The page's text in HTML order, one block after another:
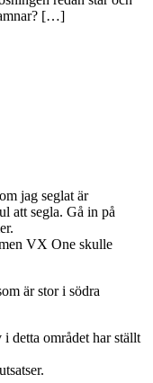
[…]
jag seglat är
att segla. Gå in på
VX One skulle
är stor i södra
detta området har ställt